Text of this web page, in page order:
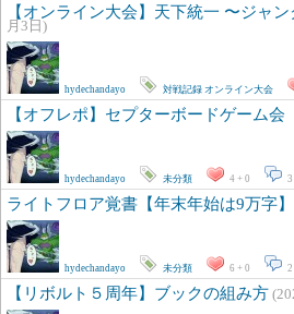
【オンライン大会】天下統一 〜ジャ
月3日)
hydechandayo 対戦記録 オンライン大会
【オフレポ】セプターボードゲーム
hydechandayo 未分類 4 + 0 3
ライトフロア覚書【年末年始は9万字】
hydechandayo 未分類 6 + 0 2
【リボルト５周年】ブックの組み方